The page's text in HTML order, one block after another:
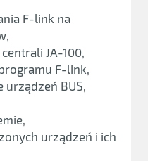
F-link na
JA-100,
F-link,
BUS,
urządzeń i ich